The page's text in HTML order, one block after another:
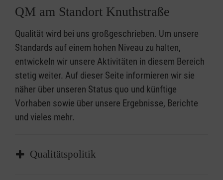
QM am Standort Knuthstraße
Qualität wird bei uns großgeschrieben. Um unsere
Standards auf einem hohen Niveau zu halten,
entwickeln wir unsere Aktivitäten in diesem Bereich
stetig weiter. Auf dieser Seite informieren wir sie
näher über unseren Status quo und künftige
Vorhaben sowie über unsere Ergebnisse, Berichte
und vieles mehr.
Qualitätspolitik